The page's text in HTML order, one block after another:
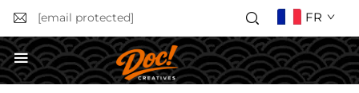
[email protected] FR